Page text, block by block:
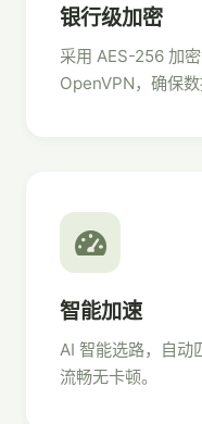
银行级加密
采用 AES-256 加
OpenVPN，确保数
智能加速
AI 智能选路，自动
流畅无卡顿。